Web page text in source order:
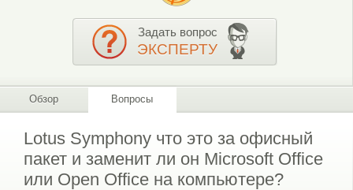
Задать вопрос
ЭКСПЕРТУ
Обзор Вопросы
Lotus Symphony что это за офисный
пакет и заменит ли он Microsoft Office
или Open Office на компьютере?